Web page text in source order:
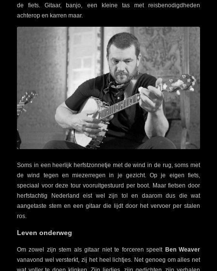
de fiets. Gitaar, banjo, een kleine tas met reisbenodigdheden
achterop en karren maar.
Soms in een heerlijk herfstzonnetje met de wind in de rug, soms met
de wind tegen en miezerregen in je gezicht. Op je eigen fiets,
speciaal voor deze tour vooruitgestuurd per boot. Maar fietsen door
herfstachtig Nederland eist wel zijn tol en daarom dus die wat
aangetaste stem en een gitaar die lijdt door het vervoer per stalen
ros.
Leven onderweg
Om zowel zijn stem als gitaar niet te forceren speelt Ben Weaver
vanavond wel versterkt, zij het heel lichtjes. Net genoeg om alles net